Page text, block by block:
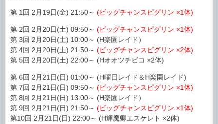
第 1回 2月19日(金) 21:50～ (ビッグチャンスピグリン ×1体)
第 2回 2月20日(土) 09:50～ (ビッグチャンスピグリン ×1体)
第 3回 2月20日(土) 10:00～ (H楽園レイド）
第 4回 2月20日(土) 21:50～ (ビッグチャンスピグリン ×2体)
第 5回 2月20日(土) 22:00～ (Hオオツチビコ ×2体)
第 6回 2月21日(日) 01:00～ (H曜日レイド＆H楽園レイド)
第 7回 2月21日(日) 09:50～ (ビッグチャンスピグリン ×1体)
第 8回 2月21日(日) 13:00～ (H楽園レイド）
第 9回 2月21日(日) 21:50～ (ビッグチャンスピグリン ×1体)
第10回 2月21日(日) 22:00～ (H輝魔卿エスケレト ×2体)